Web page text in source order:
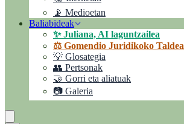
📡 Medioetan
Baliabideak
✨ Juliana, AI laguntzailea
⚖️ Gomendio Juridikoko Taldea
💡 Glosategia
👥 Pertsonak
🤝 Gorri eta aliatuak
📷 Galeria